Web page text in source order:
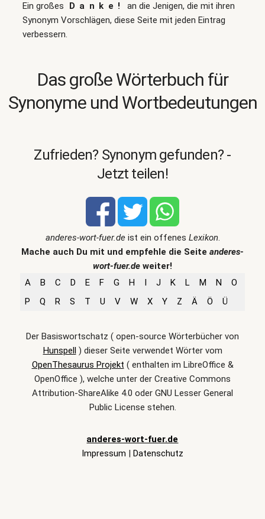
Ein großes Danke!
an die Jenigen, die mit ihren
Synonym Vorschlägen, diese Seite mit jeden Eintrag
verbessern.
Das große Wörterbuch für
Synonyme und Wortbedeutungen
Zufrieden? Synonym gefunden? -
Jetzt teilen!
anderes-wort-fuer.deist ein offenes Lexikon.
Mache auch Du mit und empfehle die Seite anderes-
wort-fuer.de weiter!
A
B C D E F G H I J K L M N
O
P
Q R S T U V W X Y Z Ä Ö Ü
Der Basiswortschatz ( open-source Wörterbücher von
Hunspell) dieser Seite verwendet Wörter vom
OpenThesaurus Projekt ( enthalten im LibreOffice &
OpenOffice ), welche unter der Creative Commons
Attribution-ShareAlike 4.0 oder GNU Lesser General
Public License stehen.
anderes-wort-fuer.de
Impressum | Datenschutz